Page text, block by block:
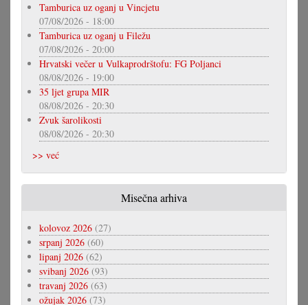
Tamburica uz oganj u Vincjetu
07/08/2026 - 18:00
Tamburica uz oganj u Filežu
07/08/2026 - 20:00
Hrvatski večer u Vulkaprodrštofu: FG Poljanci
08/08/2026 - 19:00
35 ljet grupa MIR
08/08/2026 - 20:30
Zvuk šarolikosti
08/08/2026 - 20:30
>> već
Misečna arhiva
kolovoz 2026 (27)
srpanj 2026 (60)
lipanj 2026 (62)
svibanj 2026 (93)
travanj 2026 (63)
ožujak 2026 (73)